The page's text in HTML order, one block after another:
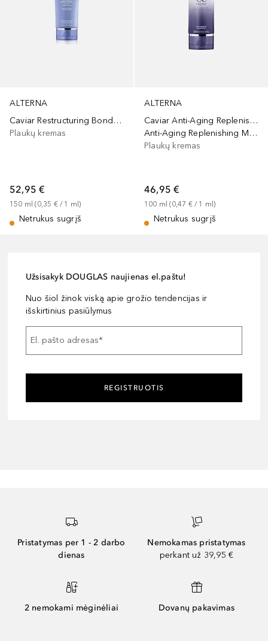
ALTERNA
Caviar Restructuring Bond Repair Leave-In Protein Cream
Plaukų kremas
52,95 €
150 ml (0,35 € / 1 ml)
Netrukus sugrįš
ALTERNA
Caviar Anti-Aging Replenishing Moisture
Anti-Aging Replenishing Moisture CC Cream
Plaukų kremas
46,95 €
100 ml (0,47 € / 1 ml)
Netrukus sugrįš
Užsisakyk DOUGLAS naujienas el.paštu!
Nuo šiol žinok viską apie grožio tendencijas ir
išskirtinius pasiūlymus
El. pašto adresas*
REGISTRUOTIS
Pristatymas per 1 - 2 darbo
dienas
Nemokamas pristatymas
perkant už 39,95 €
2 nemokami mėginėliai Dovanų pakavimas